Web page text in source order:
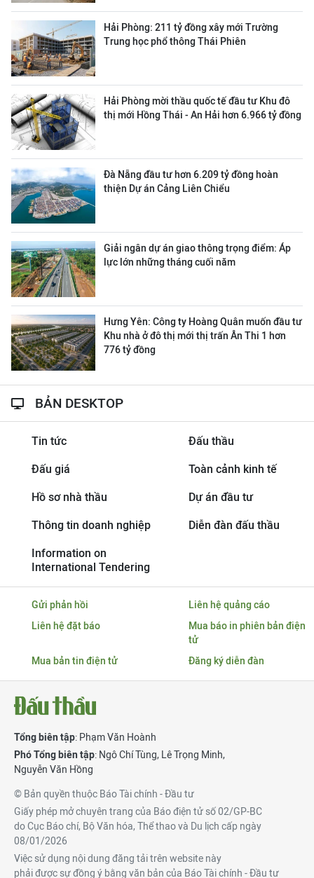
Hải Phòng: 211 tỷ đồng xây mới Trường
Trung học phổ thông Thái Phiên
Hải Phòng mời thầu quốc tế đầu tư Khu đô
thị mới Hồng Thái - An Hải hơn 6.966 tỷ đồng
Đà Nẵng đầu tư hơn 6.209 tỷ đồng hoàn
thiện Dự án Cảng Liên Chiểu
Giải ngân dự án giao thông trọng điểm: Áp
lực lớn những tháng cuối năm
Hưng Yên: Công ty Hoàng Quân muốn đầu tư
Khu nhà ở đô thị mới thị trấn Ân Thi 1 hơn
776 tỷ đồng
BẢN DESKTOP
Tin tức Đấu thầu
Đấu giá Toàn cảnh kinh tế
Hồ sơ nhà thầu Dự án đầu tư
Thông tin doanh nghiệp Diễn đàn đấu thầu
Information on
International Tendering
Gửi phản hồi
Liên hệ quảng cáo
Liên hệ đặt báo
Mua báo in phiên bản điện
tử
Mua bản tin điện tử
Đăng ký diễn đàn
Tổng biên tập: Phạm Văn Hoành
Phó Tổng biên tập: Ngô Chí Tùng, Lê Trọng Minh,
Nguyễn Văn Hồng
© Bản quyền thuộc Báo Tài chính - Đầu tư
Giấy phép mở chuyên trang của Báo điện tử số 02/GP-BC
do Cục Báo chí, Bộ Văn hóa, Thể thao và Du lịch cấp ngày
08/01/2026
Việc sử dụng nội dung đăng tải trên website này
phải được sự đồng ý bằng văn bản của Báo Tài chính - Đầu tư